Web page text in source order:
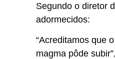
Segundo o diretor
adormecidos:
“Acreditamos que
magma pôde